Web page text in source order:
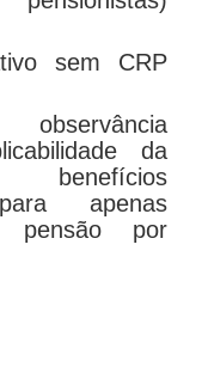
sem CRP
observância
da
benefícios
apenas
pensão por